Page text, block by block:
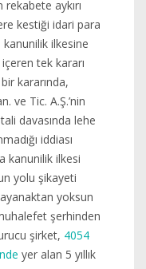
rekabete aykırı
kestiği idari para
kanunilik ilkesine
içeren tek kararı
kararında,
ve Tic. A.Ş.’nin
davasında lehe
iddiası
kanunilik ilkesi
yolu şikayeti
yoksun
şerhinden
şirket, 4054
yer alan 5 yıllık